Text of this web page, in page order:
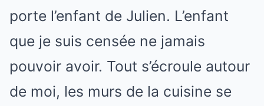
porte l’enfant de Julien. L’enfant
que je suis censée ne jamais
pouvoir avoir. Tout s’écroule autour
de moi, les murs de la cuisine se